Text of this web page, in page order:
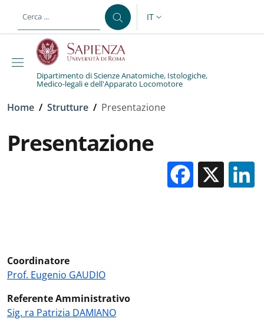
al contenuto principale
SELETTORE LINGUA:
IT
Dipartimento di Scienze Anatomiche, Istologiche,
Medico-legali e dell'Apparato Locomotore
Briciole di pane
Home / Strutture / Presentazione
Presentazione
X
Coordinatore
Prof. Eugenio GAUDIO
Referente Amministrativo
Sig. ra Patrizia DAMIANO